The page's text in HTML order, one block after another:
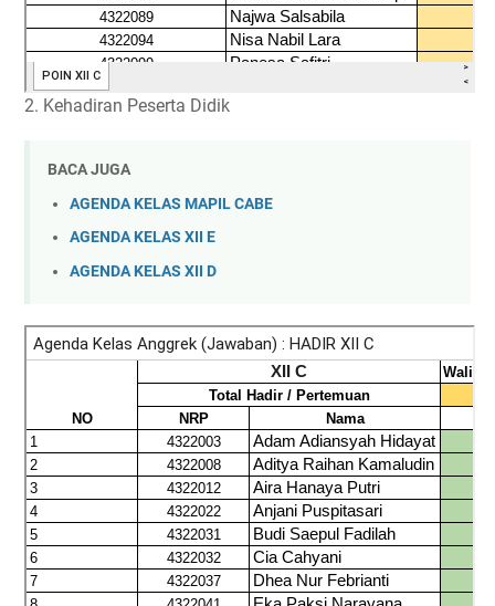
2. Kehadiran Peserta Didik
BACA JUGA
AGENDA KELAS MAPIL CABE
AGENDA KELAS XII E
AGENDA KELAS XII D